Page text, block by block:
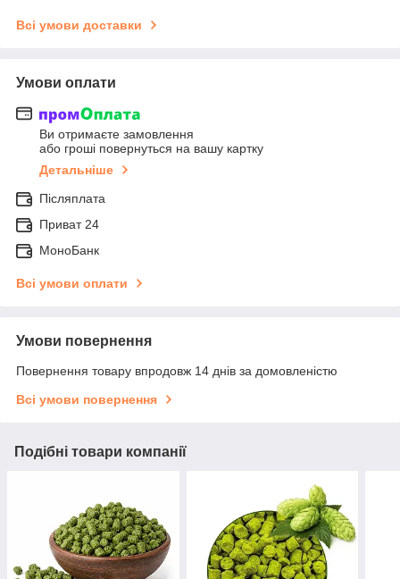
Всі умови доставки
Умови оплати
Ви отримаєте замовлення
або гроші повернуться на вашу картку
Детальніше
Післяплата
Приват 24
МоноБанк
Всі умови оплати
Умови повернення
Повернення товару впродовж 14 днів за домовленістю
Всі умови повернення
Подібні товари компанії